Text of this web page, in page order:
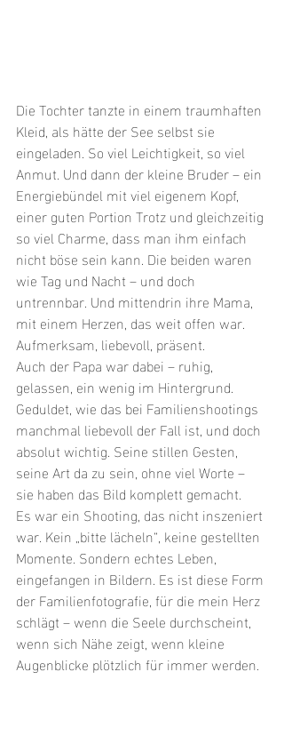
Die Tochter tanzte in einem traumhaften
Kleid, als hätte der See selbst sie
eingeladen. So viel Leichtigkeit, so viel
Anmut. Und dann der kleine Bruder – ein
Energiebündel mit viel eigenem Kopf,
einer guten Portion Trotz und gleichzeitig
so viel Charme, dass man ihm einfach
nicht böse sein kann. Die beiden waren
wie Tag und Nacht – und doch
untrennbar. Und mittendrin ihre Mama,
mit einem Herzen, das weit offen war.
Aufmerksam, liebevoll, präsent.
Auch der Papa war dabei – ruhig,
gelassen, ein wenig im Hintergrund.
Geduldet, wie das bei Familienshootings
manchmal liebevoll der Fall ist, und doch
absolut wichtig. Seine stillen Gesten,
seine Art da zu sein, ohne viel Worte –
sie haben das Bild komplett gemacht.
Es war ein Shooting, das nicht inszeniert
war. Kein „bitte lächeln“, keine gestellten
Momente. Sondern echtes Leben,
eingefangen in Bildern. Es ist diese Form
der Familienfotografie, für die mein Herz
schlägt – wenn die Seele durchscheint,
wenn sich Nähe zeigt, wenn kleine
Augenblicke plötzlich für immer werden.